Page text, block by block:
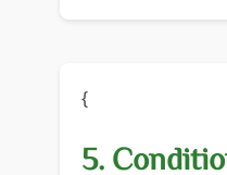
{
5.